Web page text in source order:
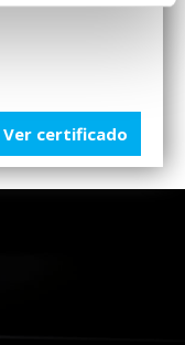
Ver certificado